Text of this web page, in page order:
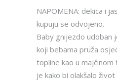
NAPOMENA: dekica i
kupuju se odvojeno.
Baby gnijezdo udoban
koji bebama pruža
topline kao u majčinom
je kako bi olakšalo